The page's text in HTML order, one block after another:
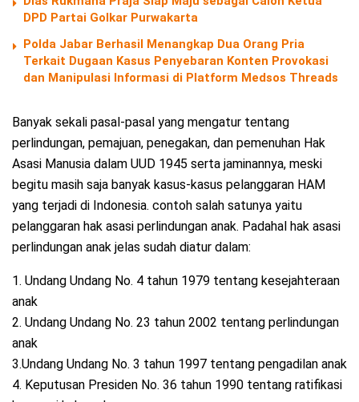
DPD Partai Golkar Purwakarta
Polda Jabar Berhasil Menangkap Dua Orang Pria
Terkait Dugaan Kasus Penyebaran Konten Provokasi
dan Manipulasi Informasi di Platform Medsos Threads
Banyak sekali pasal-pasal yang mengatur tentang
perlindungan, pemajuan, penegakan, dan pemenuhan Hak
Asasi Manusia dalam UUD 1945 serta jaminannya, meski
begitu masih saja banyak kasus-kasus pelanggaran HAM
yang terjadi di Indonesia. contoh salah satunya yaitu
pelanggaran hak asasi perlindungan anak. Padahal hak asasi
perlindungan anak jelas sudah diatur dalam:
1. Undang Undang No. 4 tahun 1979 tentang kesejahteraan
anak
2. Undang Undang No. 23 tahun 2002 tentang perlindungan
anak
3.Undang Undang No. 3 tahun 1997 tentang pengadilan anak
4. Keputusan Presiden No. 36 tahun 1990 tentang ratifikasi